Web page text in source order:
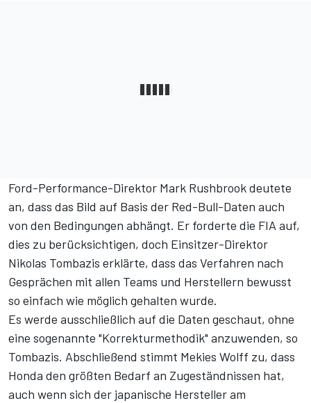
Ford-Performance-Direktor Mark Rushbrook deutete
an, dass das Bild auf Basis der Red-Bull-Daten auch
von den Bedingungen abhängt. Er forderte die FIA auf,
dies zu berücksichtigen, doch Einsitzer-Direktor
Nikolas Tombazis erklärte, dass das Verfahren nach
Gesprächen mit allen Teams und Herstellern bewusst
so einfach wie möglich gehalten wurde.
Es werde ausschließlich auf die Daten geschaut, ohne
eine sogenannte "Korrekturmethodik" anzuwenden, so
Tombazis. Abschließend stimmt Mekies Wolff zu, dass
Honda den größten Bedarf an Zugeständnissen hat,
auch wenn sich der japanische Hersteller am